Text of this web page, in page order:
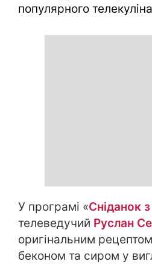
популярного
У програмі «Сніданок з
телеведучий Руслан
оригінальним
беконом та сиром у